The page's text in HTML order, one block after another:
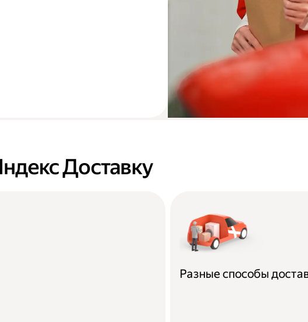
Доставку
Разные способы